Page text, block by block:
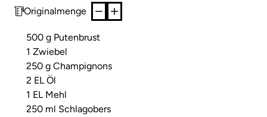
Originalmenge
500 g Putenbrust
1 Zwiebel
250 g Champignons
2 EL Öl
1 EL Mehl
250 ml Schlagobers